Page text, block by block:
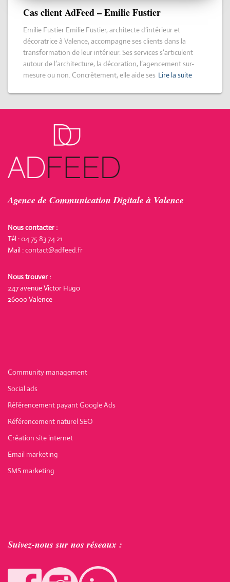
Cas client AdFeed – Emilie Fustier
Emilie Fustier Emilie Fustier, architecte d’intérieur et
décoratrice à Valence, accompagne ses clients dans la
transformation de leur intérieur. Ses services s’articulent
autour de l’architecture, la décoration, l’agencement sur-
mesure ou non. Concrètement, elle aide ses Lire la suite
Agence de Communication Digitale à Valence
Nous contacter :
Tél :04 75 83 74 21
Mail :contact@adfeed.fr
Nous trouver :
247 avenue Victor Hugo
26000 Valence
Community management
Social ads
Référencement payant Google Ads
Référencement naturel SEO
Création site internet
Email marketing
SMS marketing
Suivez-nous sur nos réseaux :